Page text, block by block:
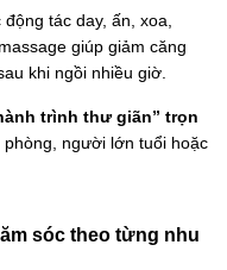
động tác day, ấn, xoa,
giúp giảm căng
khi ngồi nhiều giờ.
trình thư giãn” trọn
người lớn tuổi hoặc
sóc theo từng nhu